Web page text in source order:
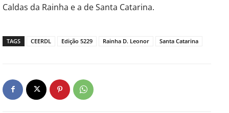
Caldas da Rainha e a de Santa Catarina.
TAGS CEERDL Edição 5229 Rainha D. Leonor Santa Catarina